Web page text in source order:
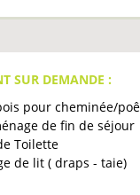
SUR DEMANDE :
pour cheminée/
de fin de séjour
de Toilette
de lit ( draps - taie)